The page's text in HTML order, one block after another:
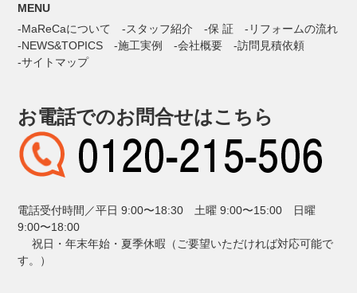
MENU
MaReCaについて
スタッフ紹介 保 証
リフォームの流れ
NEWS&TOPICS
施工実例 会社概要
訪問見積依頼
サイトマップ
お電話でのお問合せはこちら
電話受付時間／平日 9:00〜18:30 土曜 9:00〜15:00 日曜
9:00〜18:00
祝日・年末年始・夏季休暇（ご要望いただければ対応可能で
す。）